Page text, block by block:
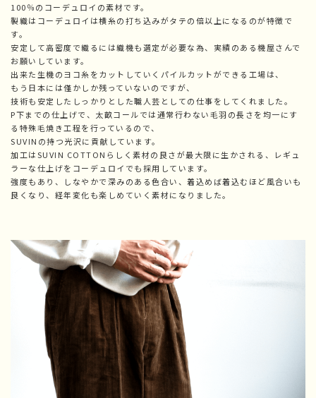
100％のコーデュロイの素材です。
製織はコーデュロイは横糸の打ち込みがタテの倍以上になるのが特徴で
す。
安定して高密度で織るには織機も選定が必要な為、実績のある機屋さんで
お願いしています。
出来た生機のヨコ糸をカットしていくパイルカットができる工場は、
もう日本には僅かしか残っていないのですが、
技術も安定したしっかりとした職人芸としての仕事をしてくれました。
P下までの仕上げで、太畝コールでは通常行わない毛羽の長さを均一にす
る特殊毛焼き工程を行っているので、
SUVINの持つ光沢に貢献しています。
加工はSUVIN COTTONらしく素材の良さが最大限に生かされる、レギュ
ラーな仕上げをコーデュロイでも採用しています。
強度もあり、しなやかで深みのある色合い、着込めば着込むほど風合いも
良くなり、経年変化も楽しめていく素材になりました。